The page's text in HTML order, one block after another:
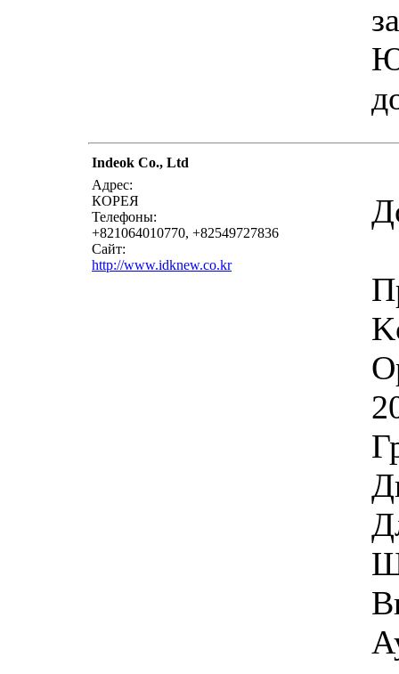
Indeok Co., Ltd
Адрес:
КОРЕЯ
Телефоны:
+821064010770, +82549727836
Сайт:
http://www.idknew.co.kr